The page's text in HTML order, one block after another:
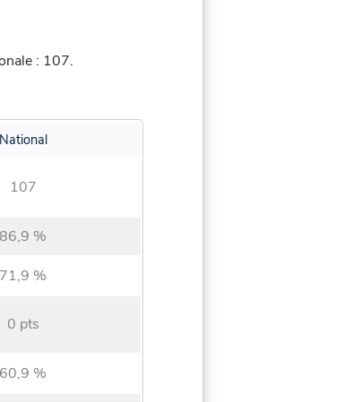
: 107.
National
107
86,9 %
71,9 %
0 pts
60,9 %